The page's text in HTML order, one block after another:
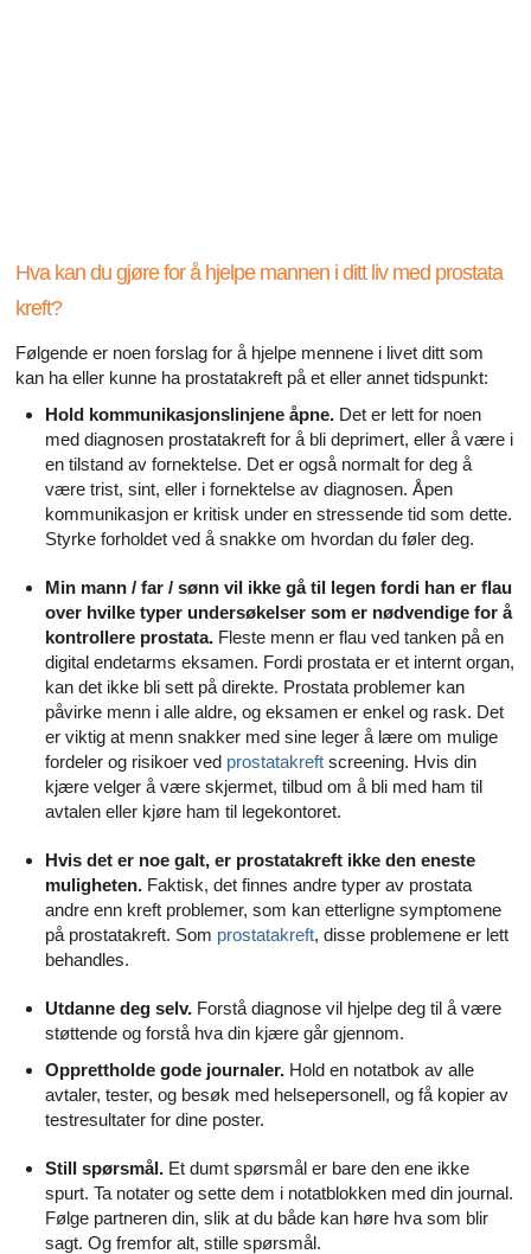
Alle artikler om Alzheimers sykdom
Hva kan du gjøre for å hjelpe mannen i ditt liv med prostata
kreft?
Følgende er noen forslag for å hjelpe mennene i livet ditt som
kan ha eller kunne ha prostatakreft på et eller annet tidspunkt:
Hold kommunikasjonslinjene åpne. Det er lett for noen
med diagnosen prostatakreft for å bli deprimert, eller å være i
en tilstand av fornektelse. Det er også normalt for deg å
være trist, sint, eller i fornektelse av diagnosen. Åpen
kommunikasjon er kritisk under en stressende tid som dette.
Styrke forholdet ved å snakke om hvordan du føler deg.
Min mann / far / sønn vil ikke gå til legen fordi han er flau
over hvilke typer undersøkelser som er nødvendige for å
kontrollere prostata. Fleste menn er flau ved tanken på en
digital endetarms eksamen. Fordi prostata er et internt organ,
kan det ikke bli sett på direkte. Prostata problemer kan
påvirke menn i alle aldre, og eksamen er enkel og rask. Det
er viktig at menn snakker med sine leger å lære om mulige
fordeler og risikoer ved prostatakreft screening. Hvis din
kjære velger å være skjermet, tilbud om å bli med ham til
avtalen eller kjøre ham til legekontoret.
Hvis det er noe galt, er prostatakreft ikke den eneste
muligheten. Faktisk, det finnes andre typer av prostata
andre enn kreft problemer, som kan etterligne symptomene
på prostatakreft. Som prostatakreft, disse problemene er lett
behandles.
Utdanne deg selv. Forstå diagnose vil hjelpe deg til å være
støttende og forstå hva din kjære går gjennom.
Opprettholde gode journaler. Hold en notatbok av alle
avtaler, tester, og besøk med helsepersonell, og få kopier av
testresultater for dine poster.
Still spørsmål. Et dumt spørsmål er bare den ene ikke
spurt. Ta notater og sette dem i notatblokken med din journal.
Følge partneren din, slik at du både kan høre hva som blir
sagt. Og fremfor alt, stille spørsmål.